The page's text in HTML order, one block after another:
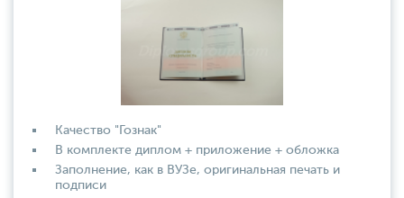
Качество "Гознак"
В комплекте диплом + приложение + обложка
Заполнение, как в ВУЗе, оригинальная печать и
подписи